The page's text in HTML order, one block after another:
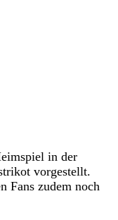
in der
vorgestellt.
Fans zudem noch